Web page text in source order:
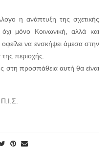
η ανάπτυξη της σχετικής
μόνο Κοινωνική, αλλά και
οφείλει να ενσκήψει άμεσα στην
περιοχής.
στη προσπάθεια αυτή θα είναι